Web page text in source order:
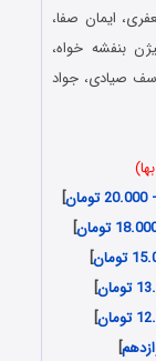
ایمان صفا،
بنفشه خواه،
صیادی، جواد
]
]
]
]
]
]